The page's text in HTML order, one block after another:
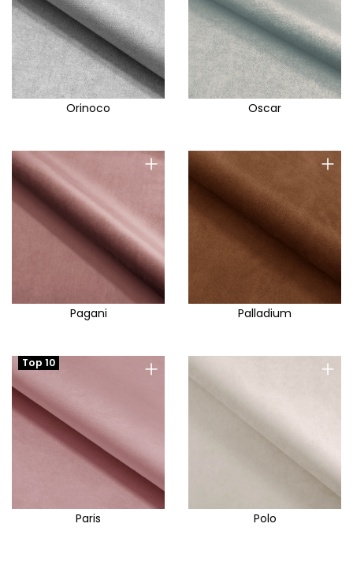
Orinoco Oscar
+
Pagani
+
Palladium
+
Top 10
Paris
+
Polo